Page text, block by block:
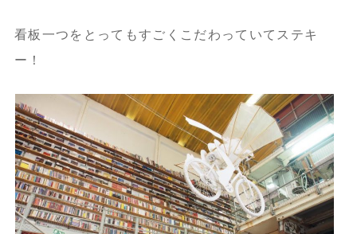
看板一つをとってもすごくこだわっていてステキ
ー！